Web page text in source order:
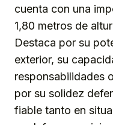
cuenta con una
1,80 metros de
Destaca por su
exterior, su
responsabilidades
por su solidez
fiable tanto en